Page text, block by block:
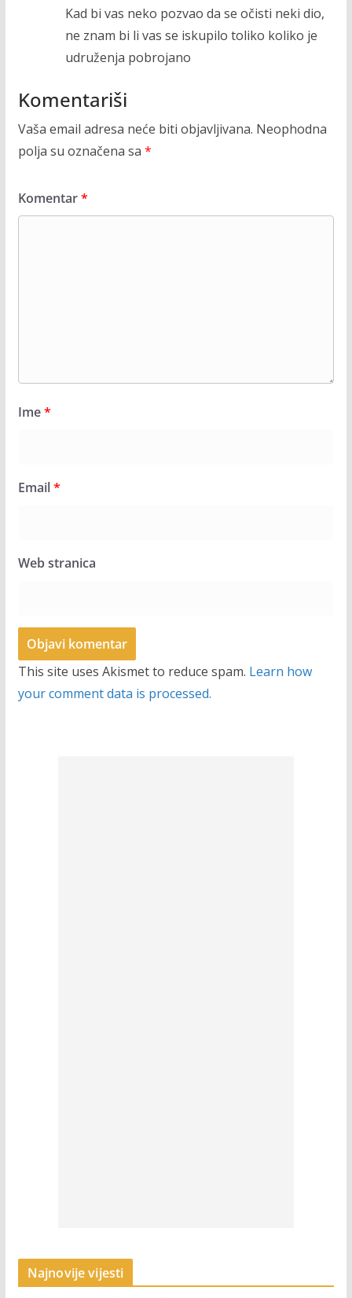
Kad bi vas neko pozvao da se očisti neki dio,
ne znam bi li vas se iskupilo toliko koliko je
udruženja pobrojano
Komentariši
Vaša email adresa neće biti objavljivana. Neophodna
polja su označena sa *
Komentar*
Ime*
Email*
Web stranica
This site uses Akismet to reduce spam. Learn how
your comment data is processed.
Najnovije vijesti